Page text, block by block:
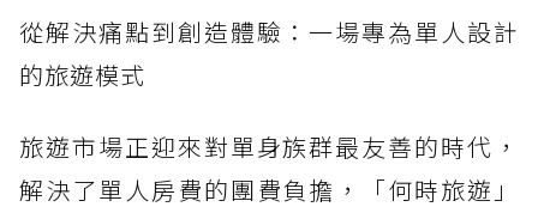
從解決痛點到創造體驗：一場專為單人設計
的旅遊模式
旅遊市場正迎來對單身族群最友善的時代，
解決了單人房費的團費負擔，「何時旅遊」